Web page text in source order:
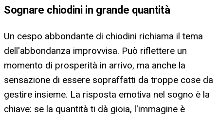
Sognare chiodini in grande quantità
Un cespo abbondante di chiodini richiama il tema
dell'abbondanza improvvisa. Può riflettere un
momento di prosperità in arrivo, ma anche la
sensazione di essere sopraffatti da troppe cose da
gestire insieme. La risposta emotiva nel sogno è la
chiave: se la quantità ti dà gioia, l'immagine è